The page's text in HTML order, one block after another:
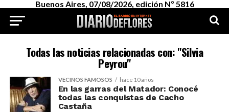
Buenos Aires, 07/08/2026, edición Nº 5816
Todas las noticias relacionadas con: "Silvia
Peyrou"
VECINOS FAMOSOS hace 10 años
En las garras del Matador: Conocé
todas las conquistas de Cacho
Castaña